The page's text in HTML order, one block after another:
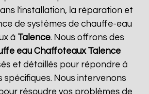
l'installation, la réparation et
de systèmes de chauffe-eau
à Talence. Nous offrons des
eau Chaffoteaux Talence
et détaillés pour répondre à
spécifiques. Nous intervenons
résoudre vos problèmes de